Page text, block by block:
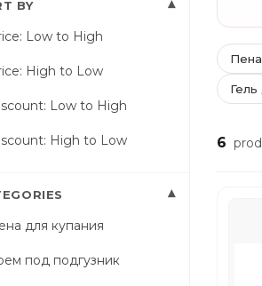
BY ▾
Low to High
High to Low
Low to High
High to Low
▾
для купания
под подгузник
Гель
6